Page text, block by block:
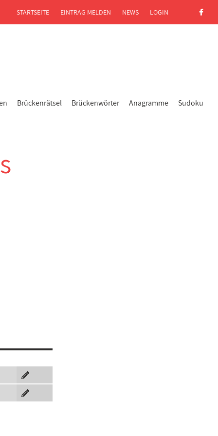
Brückenrätsel Brückenwörter Anagramme Sudoku
STARTSEITE EINTRAG MELDEN NEWS LOGIN